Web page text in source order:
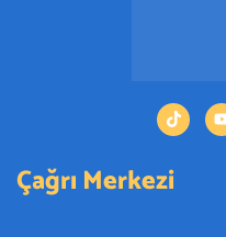
Whatsapp: 0 (505) 641 62 92
Adres